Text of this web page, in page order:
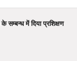
में दिया प्रशिक्षण